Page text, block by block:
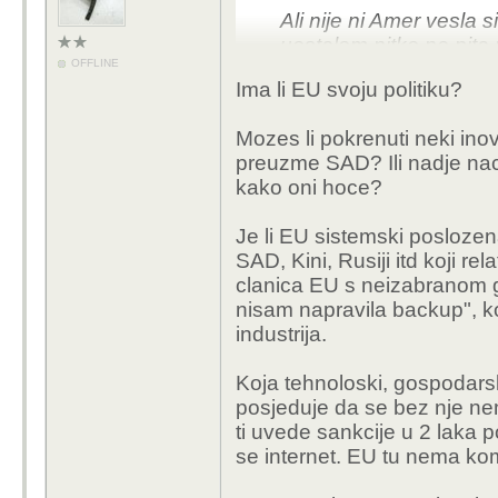
OFFLINE
Ali nije ni Amer vesla
uostalom nitko ne pita
Ima li EU svoju politiku?
Mozes li pokrenuti neki
preuzme SAD? Ili nadje
kako oni hoce?
Je li EU sistemski
SAD, Kini, Rusiji itd koji
clanica EU s neizabranom
nisam napravila backup",
industrija.
Koja tehnoloski,
posjeduje da se bez nje
ti uvede sankcije u 2 laka
se internet. EU tu nema